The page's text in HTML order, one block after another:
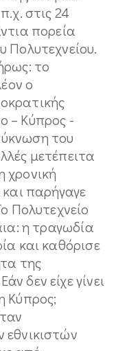
στις 24
πορεία
Πολυτεχνείου.
το
ο
– Κύπρος -
του
μετέπειτα
χρονική
και παρήγαγε
Πολυτεχνείο
η τραγωδία
και καθόρισε
της
δεν είχε γίνει
Κύπρος;
εθνικιστών